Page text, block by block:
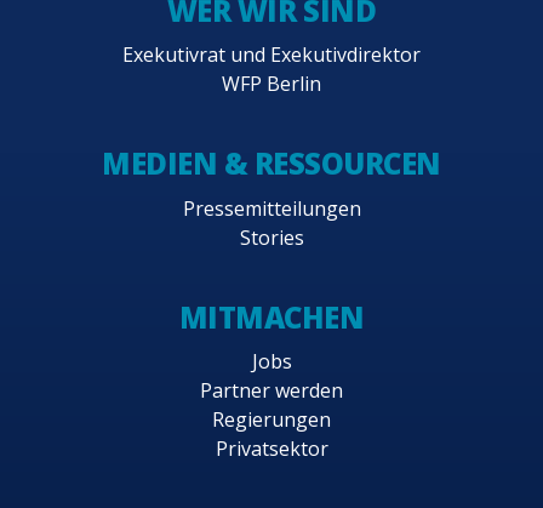
WER WIR SIND
Exekutivrat und Exekutivdirektor
WFP Berlin
MEDIEN & RESSOURCEN
Pressemitteilungen
Stories
MITMACHEN
Jobs
Partner werden
Regierungen
Privatsektor